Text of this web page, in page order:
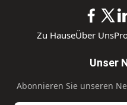
Zu HauseÜber Uns
Unser
Abonnieren Sie unseren